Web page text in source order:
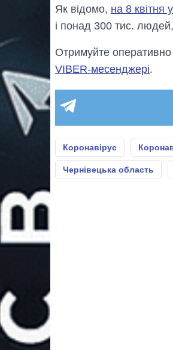
Як відомо, на 8 квітня
і понад 300 тис.
Отримуйте
VIBER-месенджері.
Коронавірус
Чернівецька область